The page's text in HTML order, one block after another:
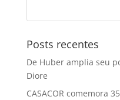
Posts recentes
De Huber amplia seu
Diore
CASACOR comemora